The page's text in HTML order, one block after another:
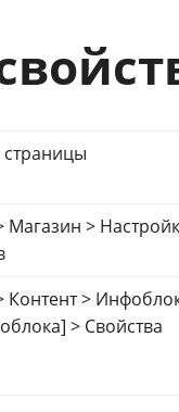
Магазин >
Контент >
> Свойства